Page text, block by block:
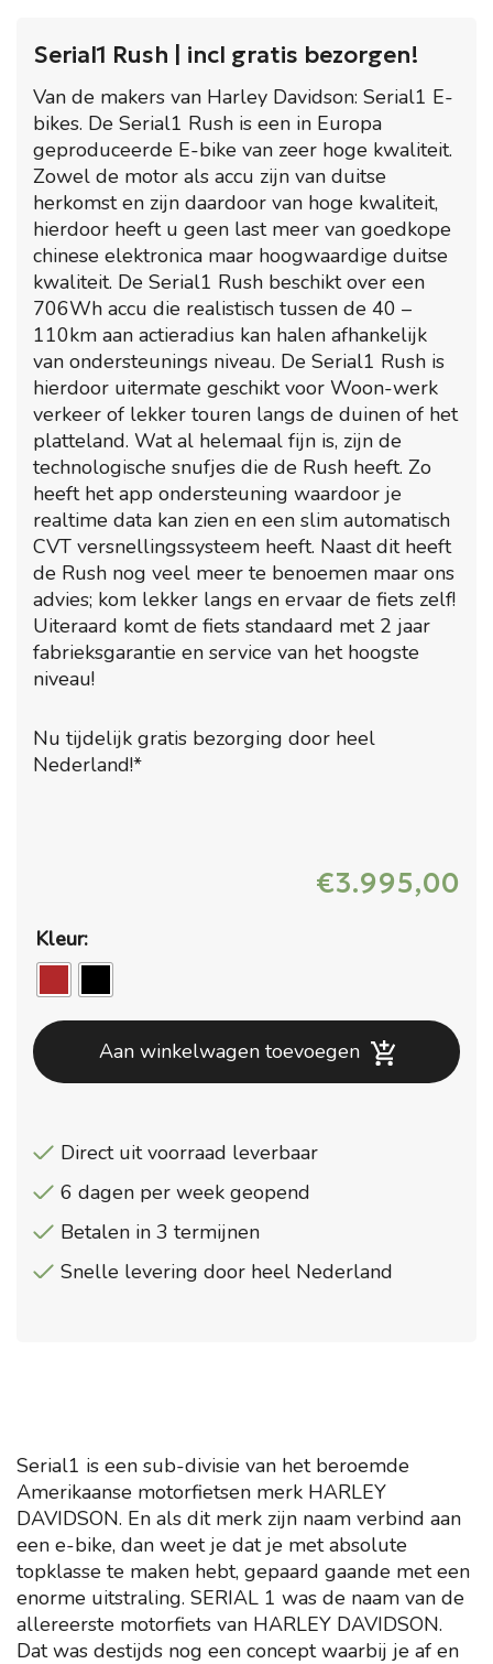
Serial1 Rush | incl gratis bezorgen!
Van de makers van Harley Davidson: Serial1 E-
bikes. De Serial1 Rush is een in Europa
geproduceerde E-bike van zeer hoge kwaliteit.
Zowel de motor als accu zijn van duitse
herkomst en zijn daardoor van hoge kwaliteit,
hierdoor heeft u geen last meer van goedkope
chinese elektronica maar hoogwaardige duitse
kwaliteit. De Serial1 Rush beschikt over een
706Wh accu die realistisch tussen de 40 –
110km aan actieradius kan halen afhankelijk
van ondersteunings niveau. De Serial1 Rush is
hierdoor uitermate geschikt voor Woon-werk
verkeer of lekker touren langs de duinen of het
platteland. Wat al helemaal fijn is, zijn de
technologische snufjes die de Rush heeft. Zo
heeft het app ondersteuning waardoor je
realtime data kan zien en een slim automatisch
CVT versnellingssysteem heeft. Naast dit heeft
de Rush nog veel meer te benoemen maar ons
advies; kom lekker langs en ervaar de fiets zelf!
Uiteraard komt de fiets standaard met 2 jaar
fabrieksgarantie en service van het hoogste
niveau!
Nu tijdelijk gratis bezorging door heel
Nederland!*
€3.995,00
Kleur:
Aan winkelwagen toevoegen
Direct uit voorraad leverbaar
6 dagen per week geopend
Betalen in 3 termijnen
Snelle levering door heel Nederland
Serial1 is een sub-divisie van het beroemde
Amerikaanse motorfietsen merk HARLEY
DAVIDSON. En als dit merk zijn naam verbind aan
een e-bike, dan weet je dat je met absolute
topklasse te maken hebt, gepaard gaande met een
enorme uitstraling. SERIAL 1 was de naam van de
allereerste motorfiets van HARLEY DAVIDSON.
Dat was destijds nog een concept waarbij je af en